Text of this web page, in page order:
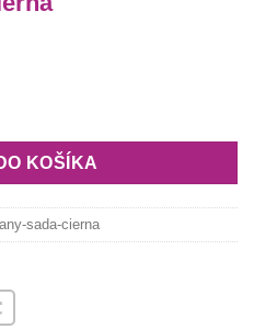
| cenovo zvýhodnená sada
KOŠÍKA
sada-cierna